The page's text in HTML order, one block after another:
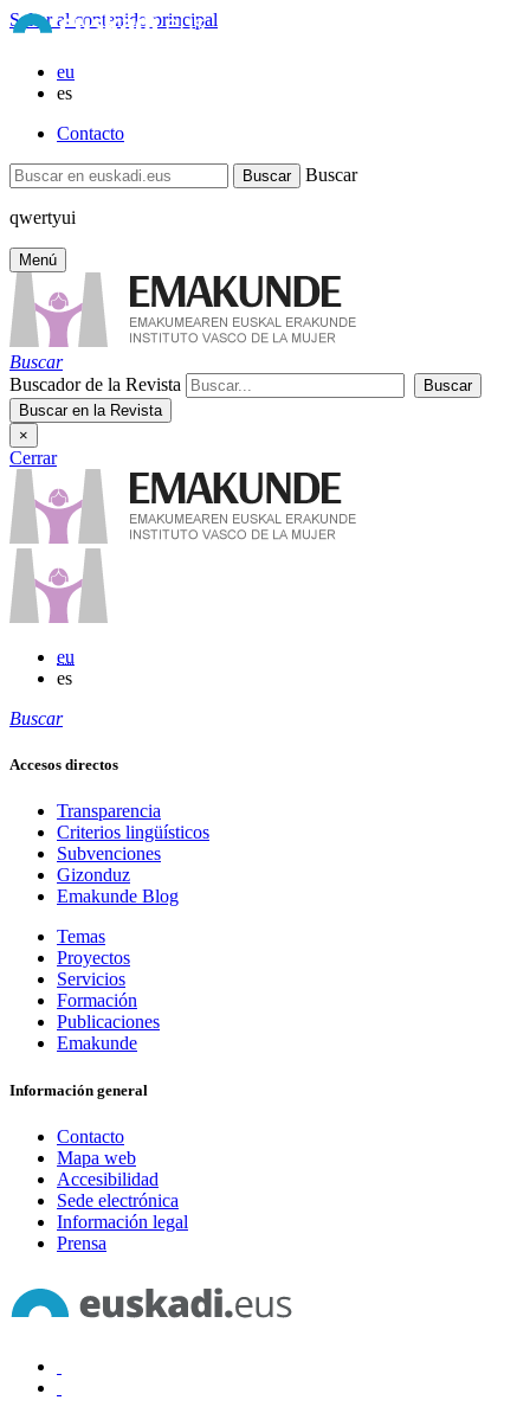
Saltar al contenido principal
eu
es
Contacto
Buscar
qwertyui
Menú
Buscar
Buscador de la Revista
×
Cerrar
eu
es
Buscar
Accesos directos
Transparencia
Criterios lingüísticos
Subvenciones
Gizonduz
Emakunde Blog
Temas
Proyectos
Servicios
Formación
Publicaciones
Emakunde
Información general
Contacto
Mapa web
Accesibilidad
Sede electrónica
Información legal
Prensa